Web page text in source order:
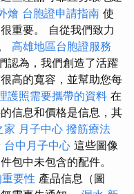
燴 台胞證申請指南 使
重要。 自從我們致力
高雄地區台胞證服務
認為，我們創造了活躍
高的寬容，並幫助您每
護照需要攜帶的資料 在
信息和價格是信息，其
家 月子中心 撥筋療法
台中月子中心 這些圖像
包中未包含的配件。
要性 產品信息（圖